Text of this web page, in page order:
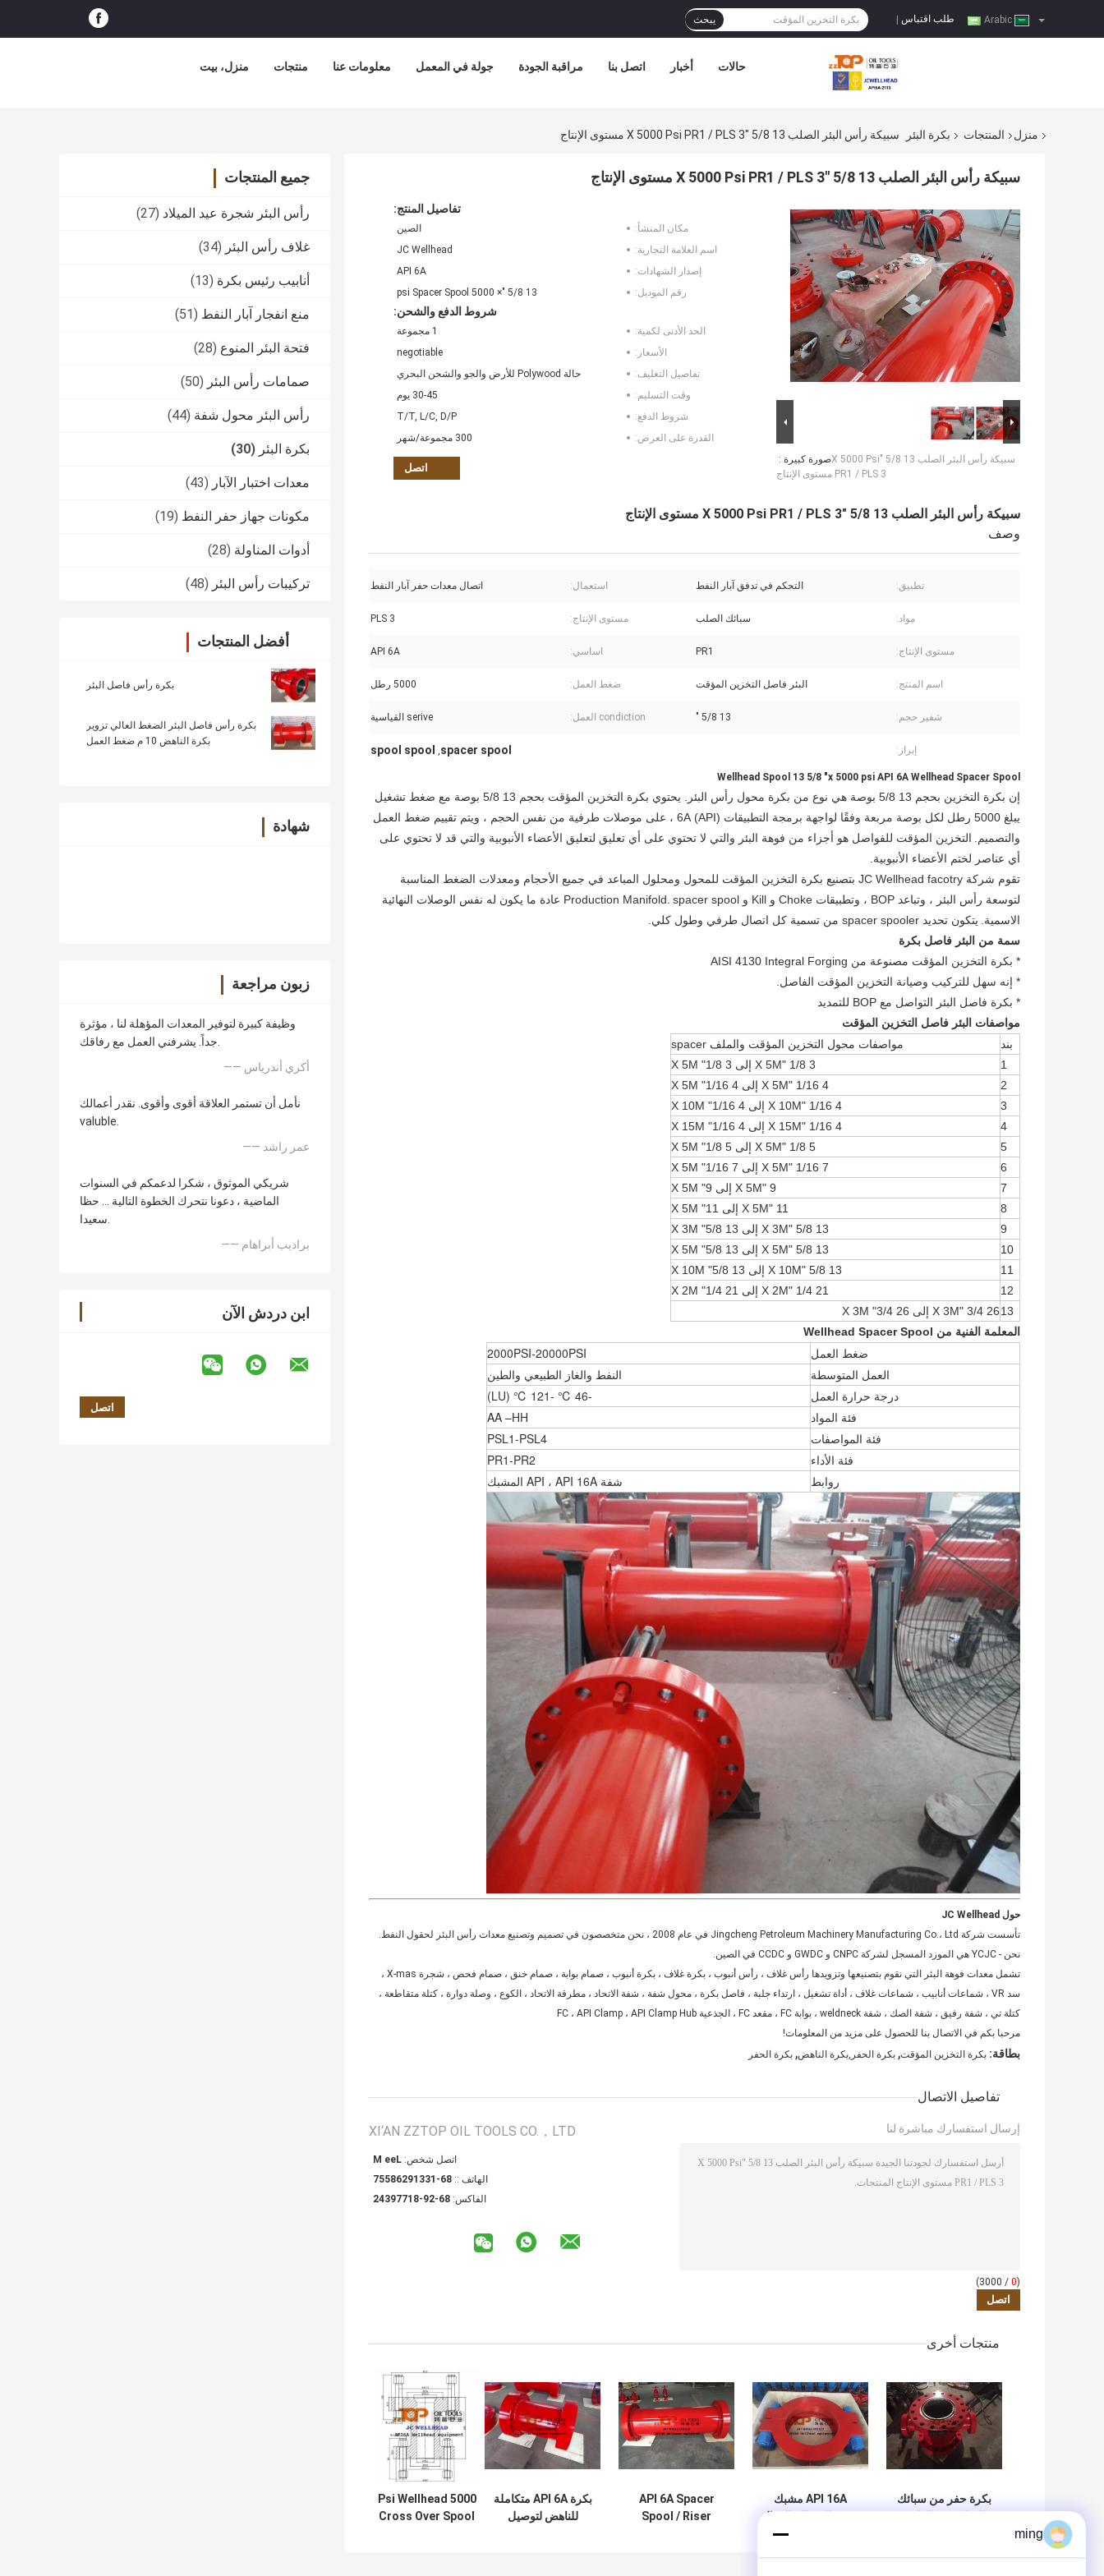
طلب اقتباس يبحث
منزل، بيت منتجات معلومات عنا جولة في المعمل مراقبة الجودة اتصل بنا أخبار حالات
منزل المنتجات بكرة البئر سبيكة رأس البئر الصلب 13 5/8 "X 5000 Psi PR1 / PLS 3 مستوى الإنتاج
جميع المنتجات
رأس البئر شجرة عيد الميلاد (27)
غلاف رأس البئر (34)
أنابيب رئيس بكرة (13)
منع انفجار آبار النفط (51)
فتحة البئر المنوع (28)
صمامات رأس البئر (50)
رأس البئر محول شفة (44)
بكرة البئر (30)
معدات اختبار الآبار (43)
مكونات جهاز حفر النفط (19)
أدوات المناولة (28)
تركيبات رأس البئر (48)
أفضل المنتجات
بكرة رأس فاصل البئر
بكرة رأس فاصل البئر الضغط العالي تزوير
بكرة الناهض 10 م ضغط العمل
شهادة
زبون مراجعة
وظيفة كبيرة لتوفير المعدات المؤهلة لنا ، مؤثرة
جداً. يشرفني العمل مع رفاقك.
—— أكري أندرياس
نأمل أن تستمر العلاقة أقوى وأقوى. نقدر أعمالك
valuble.
—— عمر راشد
شريكي الموثوق ، شكرا لدعمكم في السنوات
الماضية ، دعونا نتحرك الخطوة التالية ... حظا
سعيدا.
—— براديب أبراهام
ابن دردش الآن
سبيكة رأس البئر الصلب 13 5/8 "X 5000 Psi PR1 / PLS 3 مستوى الإنتاج
صورة كبيرة :سبيكة رأس البئر الصلب 13 5/8 "X 5000 Psi
PR1 / PLS 3 مستوى الإنتاج
تفاصيل المنتج:
مكان المنشأ:
الصين
اسم العلامة التجارية:
JC Wellhead
إصدار الشهادات:
API 6A
رقم الموديل:
13 5/8 "× 5000 psi Spacer Spool
شروط الدفع والشحن:
الحد الأدنى لكمية:
1 مجموعة
الأسعار:
negotiable
تفاصيل التغليف:
حالة Polywood للأرض والجو والشحن البحري
وقت التسليم:
30-45 يوم
شروط الدفع:
T/T, L/C, D/P
القدرة على العرض:
300 مجموعة/شهر
اتصل
سبيكة رأس البئر الصلب 13 5/8 "X 5000 Psi PR1 / PLS 3 مستوى الإنتاج
وصف
تطبيق: التحكم في تدفق آبار النفط استعمال: اتصال معدات حفر آبار النفط
مواد: سبائك الصلب مستوى الإنتاج: PLS 3
مستوى الإنتاج: PR1 اساسي: API 6A
اسم المنتج: البئر فاصل التخزين المؤقت ضغط العمل: 5000 رطل
شفير حجم: 13 5/8 " condiction العمل: serive القياسية
إبراز: spacer spool
,
spool spool
Wellhead Spool 13 5/8 "x 5000 psi API 6A Wellhead Spacer Spool
إن بكرة التخزين بحجم 13 5/8 بوصة هي نوع من بكرة محول رأس البئر. يحتوي بكرة التخزين المؤقت بحجم 13 5/8 بوصة مع ضغط تشغيل
يبلغ 5000 رطل لكل بوصة مربعة وفقًا لواجهة برمجة التطبيقات (API) 6A ، على موصلات طرفية من نفس الحجم ، ويتم تقييم ضغط العمل
والتصميم. التخزين المؤقت للفواصل هو أجزاء من فوهة البئر والتي لا تحتوي على أي تعليق لتعليق الأعضاء الأنبوبية والتي قد لا تحتوي على
أي عناصر لختم الأعضاء الأنبوبية.
تقوم شركة JC Wellhead facotry بتصنيع بكرة التخزين المؤقت للمحول ومحلول المباعد في جميع الأحجام ومعدلات الضغط المناسبة
لتوسعة رأس البئر ، وتباعد BOP ، وتطبيقات Choke و Kill و Production Manifold.
spacer spool عادة ما يكون له نفس الوصلات النهائية
الاسمية. يتكون تحديد spacer spooler من تسمية كل اتصال طرفي وطول كلي.
سمة من البئر فاصل بكرة
* بكرة التخزين المؤقت مصنوعة من AISI 4130 Integral Forging
* إنه سهل للتركيب وصيانة التخزين المؤقت الفاصل.
* بكرة فاصل البئر التواصل مع BOP للتمديد
مواصفات البئر فاصل التخزين المؤقت
بند
مواصفات محول التخزين المؤقت والملف spacer
1
3 1/8 "X 5M إلى 3 1/8" X 5M
2
4 1/16 "X 5M إلى 4 1/16" X 5M
3
4 1/16 "X 10M إلى 4 1/16" X 10M
4
4 1/16 "X 15M إلى 4 1/16" X 15M
5
5 1/8 "X 5M إلى 5 1/8" X 5M
6
7 1/16 "X 5M إلى 7 1/16" X 5M
7
9 "X 5M إلى 9" X 5M
8
11 "X 5M إلى 11" X 5M
9
13 5/8 "X 3M إلى 13 5/8" X 3M
10
13 5/8 "X 5M إلى 13 5/8" X 5M
11
13 5/8 "X 10M إلى 13 5/8" X 10M
12
21 1/4 "X 2M إلى 21 1/4" X 2M
1326 3/4 "X 3M إلى 26 3/4" X 3M
المعلمة الفنية من Wellhead Spacer Spool
ضغط العمل
2000PSI-20000PSI
العمل المتوسطة
النفط والغاز الطبيعي والطين
درجة حرارة العمل
-46 ℃ -121 ℃ (LU)
فئة المواد
AA –HH
فئة المواصفات
PSL1-PSL4
فئة الأداء
PR1-PR2
روابط
شفة API ، API 16A المشبك
حول JC Wellhead
تأسست شركة Jingcheng Petroleum Machinery Manufacturing Co.، Ltd في عام 2008 ، نحن متخصصون في تصميم وتصنيع معدات رأس البئر لحقول النفط.
نحن - YCJC هي المورد المسجل لشركة CNPC و GWDC و CCDC في الصين.
تشمل معدات فوهة البئر التي نقوم بتصنيعها وتزويدها رأس غلاف ، رأس أنبوب ، بكرة غلاف ، بكرة أنبوب ، صمام بوابة ، صمام خنق ، صمام فحص ، شجرة X-mas ،
سد VR ، شماعات أنابيب ، شماعات غلاف ، أداة تشغيل ، ارتداء جلبة ، فاصل بكرة ، محول شفة ، شفة الاتحاد ، مطرقة الاتحاد ، الكوع ، وصلة دوارة ، كتلة متقاطعة ،
كتلة تي ، شفة رفيق ، شفة الصك ، شفة weldneck ، بوابة FC ، مقعد FC ، الجذعية FC ، API Clamp ، API Clamp Hub
مرحبا بكم في الاتصال بنا للحصول على مزيد من المعلومات!
بطاقة: بكرة التخزين المؤقت, بكرة الحفر,بكرة الناهض, بكرة الحفر
تفاصيل الاتصال
XI‘AN ZZTOP OIL TOOLS CO.，LTD
اتصل شخص: Lee M
الهاتف :: 86-13319268557
الفاكس: 86-29-81779342
إرسال استفسارك مباشرة لنا
(
0
/ 3000)
منتجات أخرى
بكرة حفر من سبائك
API 16A مشبك
محور للاتصال بالدوال
الرئيسي للبركة عالي
API 6A Spacer
Spool / Riser
بكرة API 6A متكاملة
للناهض لتوصيل
5000 Psi Wellhead
Cross Over Spool
ming